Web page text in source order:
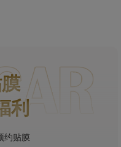
利
约贴膜